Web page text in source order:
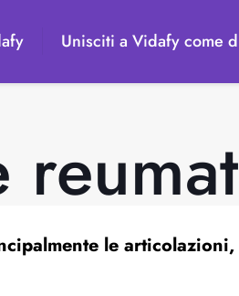
Unisciti a Vidafy come
le